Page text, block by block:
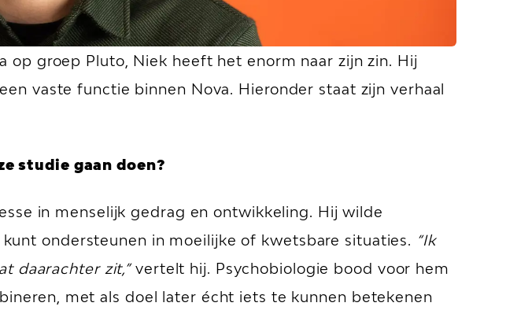
op groep Pluto, Niek heeft het enorm naar zijn zin. Hij
vaste functie binnen Nova. Hieronder staat zijn verhaal
studie gaan doen?
in menselijk gedrag en ontwikkeling. Hij wilde
ondersteunen in moeilijke of kwetsbare situaties. “Ik
daarachter zit,”vertelt hij. Psychobiologie bood voor hem
met als doel later écht iets te kunnen betekenen